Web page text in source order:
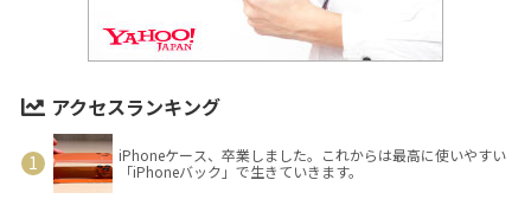
アクセスランキング
iPhoneケース、卒業しました。これからは最高に使いやすい
「iPhoneバック」で生きていきます。